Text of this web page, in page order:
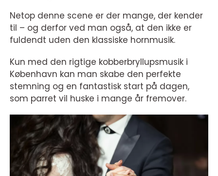
Netop denne scene er der mange, der kender
til – og derfor ved man også, at den ikke er
fuldendt uden den klassiske hornmusik.
Kun med den rigtige kobberbryllupsmusik i
København kan man skabe den perfekte
stemning og en fantastisk start på dagen,
som parret vil huske i mange år fremover.